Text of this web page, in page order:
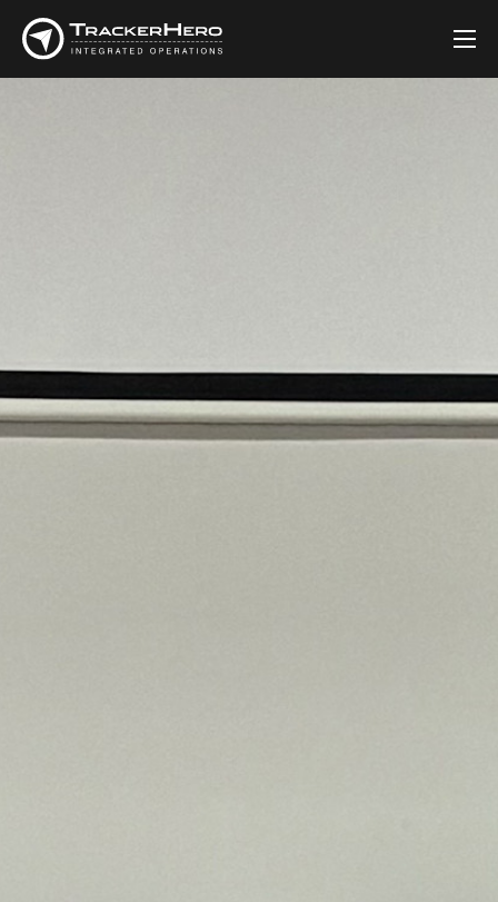
कम्पनी